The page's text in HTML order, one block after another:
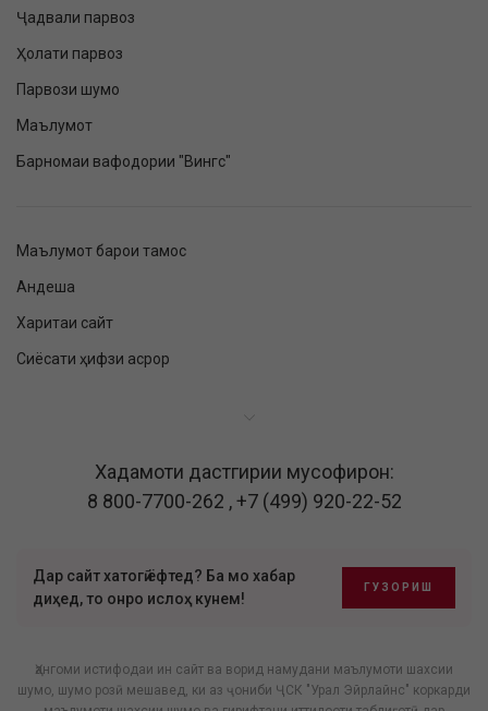
Ҷадвали парвоз
Ҳолати парвоз
Парвози шумо
Маълумот
Барномаи вафодории "Вингс"
Маълумот барои тамос
Андеша
Харитаи сайт
Сиёсати ҳифзи асрор
Хадамоти дастгирии мусофирон:
8 800-7700-262 ,+7 (499) 920-22-52
Дар сайт хатогӣ ёфтед? Ба мо хабар
диҳед, то онро ислоҳ кунем!
ГУЗОРИШ
Ҳангоми истифодаи ин сайт ва ворид намудани маълумоти шахсии
шумо, шумо розӣ мешавед, ки аз ҷониби ҶСК "Урал Эйрлайнс" коркарди